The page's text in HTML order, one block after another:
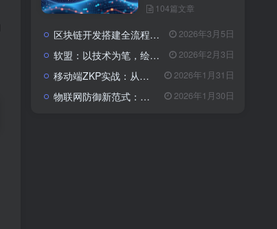
104篇文章
区块链开发搭建全流程与成本解析：从架构设计到落地的系统性指南 2026年3月5日
软盟：以技术为笔，绘就数字经济新蓝图——全栈开发服务赋能企业数字化转型 2026年2月3日
移动端ZKP实战：从算法瓶颈到体验优化的全栈开发指南 2026年1月31日
物联网防御新范式：基于区块链与CSA 2.0的主动免疫体系 2026年1月30日